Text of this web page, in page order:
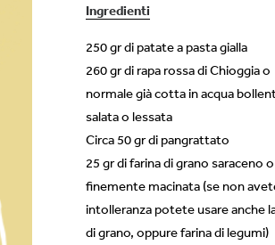
Ingredienti
250 gr di patate a pasta gialla
260 gr di rapa rossa di Chioggia o
normale già cotta in acqua
salata o lessata
Circa 50 gr di pangrattato
25 gr di farina di grano saraceno
finemente macinata (se non
intolleranza potete usare anche
di grano, oppure farina di legumi)